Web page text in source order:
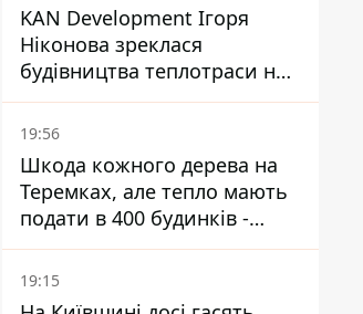
KAN Development Ігоря
Ніконова зреклася
будівництва теплотраси на
Теремках
19:56
Шкода кожного дерева на
Теремках, але тепло мають
подати в 400 будинків -
депутатка Київради
19:15